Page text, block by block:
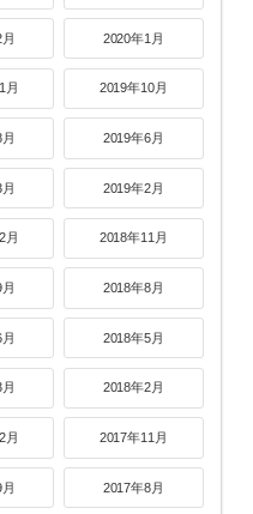
2020年1月
月 2019年10月
2019年6月
2019年2月
月 2018年11月
2018年8月
2018年5月
2018年2月
月 2017年11月
2017年8月